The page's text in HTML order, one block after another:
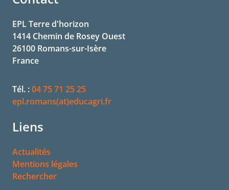
EPL Terre d'horizon
1414 Chemin de Rosey Ouest
26100 Romans-sur-Isère
France
Tél. :04 75 71 25 25
epl.romans(at)educagri.fr
Liens
Actualités
Mentions légales
Rechercher